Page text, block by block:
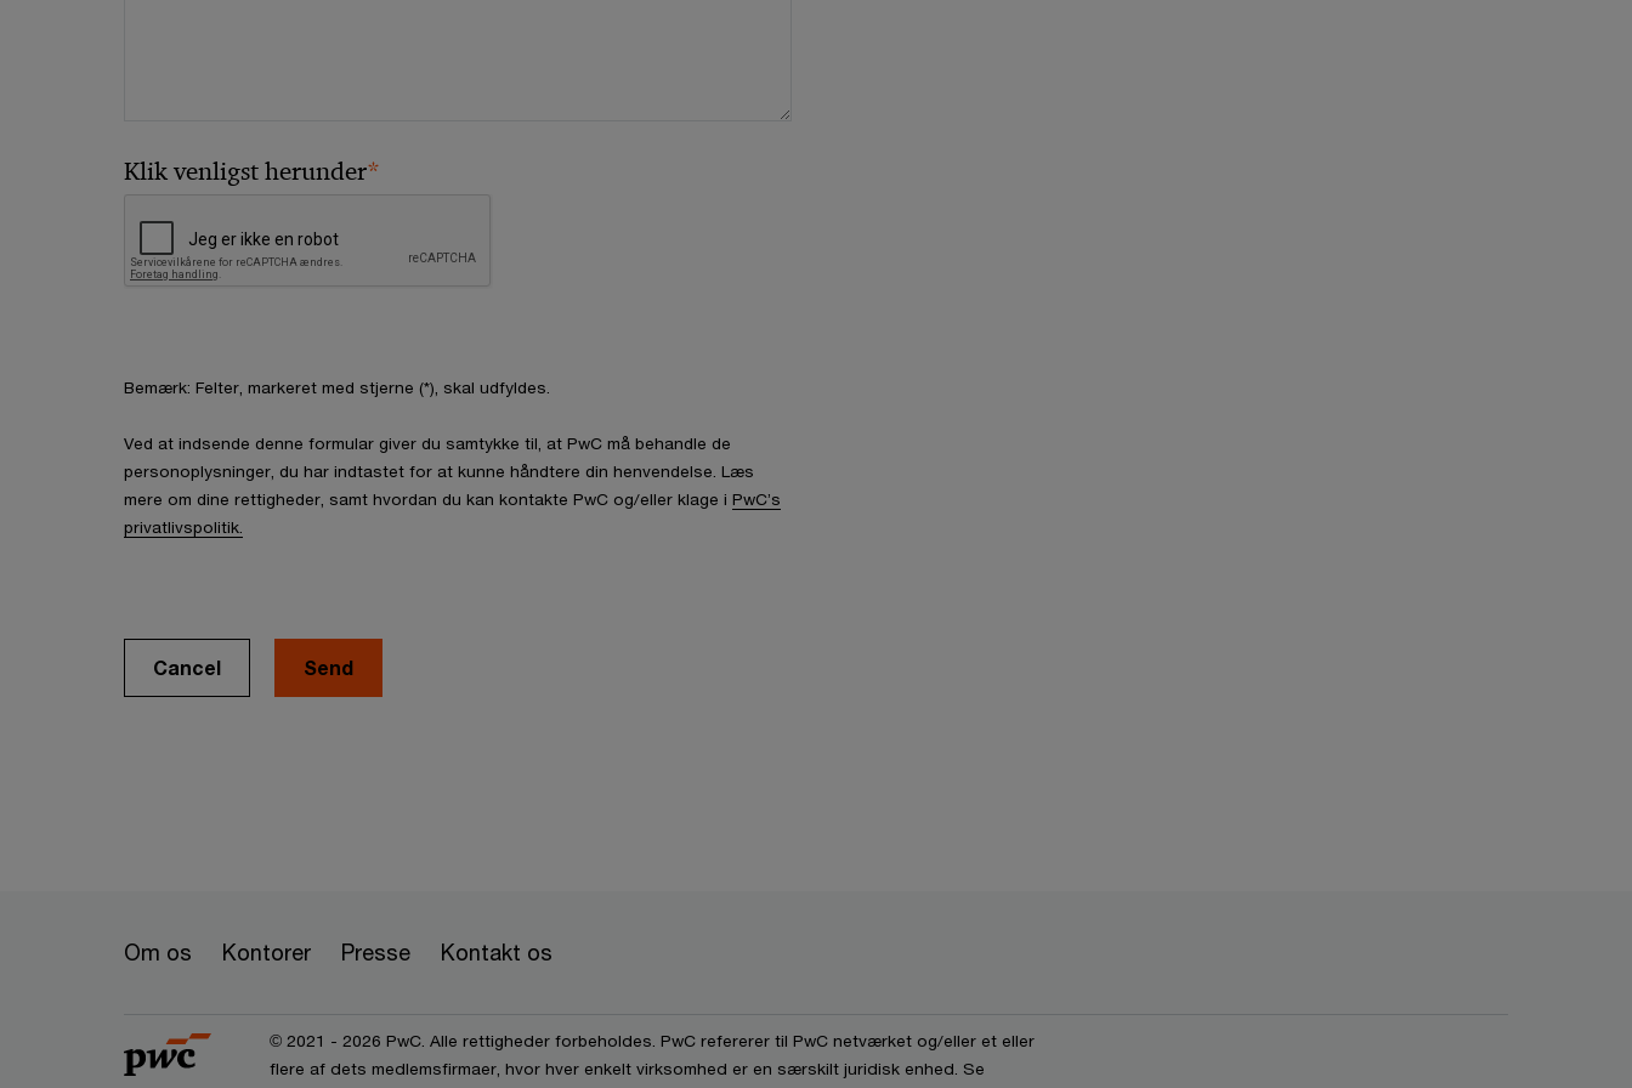
Klik venligst herunder*
Bemærk: Felter, markeret med stjerne (*), skal udfyldes.
Ved at indsende denne formular giver du samtykke til, at PwC må behandle de
personoplysninger, du har indtastet for at kunne håndtere din henvendelse. Læs
mere om dine rettigheder, samt hvordan du kan kontakte PwC og/eller klage i PwC’s
privatlivspolitik.
Cancel
Om os Kontorer Presse Kontakt os
© 2021 - 2026 PwC. Alle rettigheder forbeholdes. PwC refererer til PwC netværket og/eller et eller
flere af dets medlemsfirmaer, hvor hver enkelt virksomhed er en særskilt juridisk enhed. Se